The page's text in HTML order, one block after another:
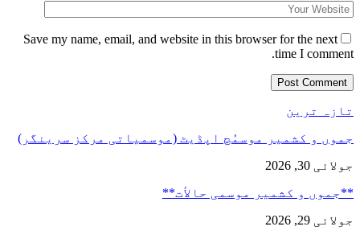
Save my name, email, and website in this browser for the next
time I comment.
تازہ ترین
جموں و کشمیر موسمُچ اپڈیٹ (موسمیاتی مرکز سرینگر)
جولائی 30, 2026
**جموں و كشمیر موسمی حالأت**
جولائی 29, 2026